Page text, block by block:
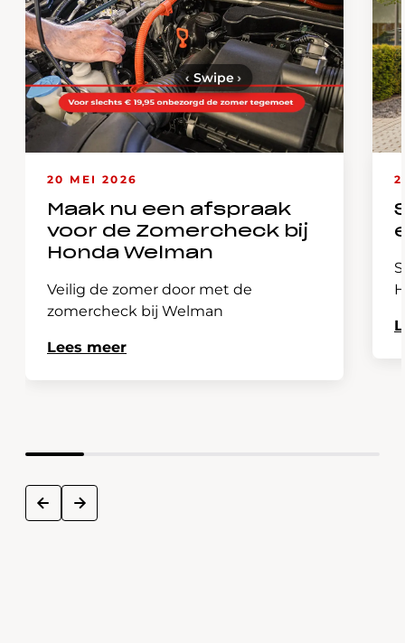
20 MEI 2026
Maak nu een afspraak
voor de Zomercheck bij
Honda Welman
Veilig de zomer door met de
zomercheck bij Welman
Lees meer
prev next
‹ Swipe›